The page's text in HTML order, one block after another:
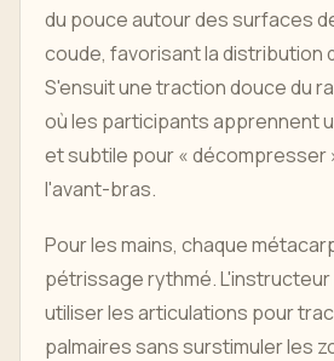
du pouce autour des surfaces
coude, favorisant la distribution
S'ensuit une traction douce du
où les participants apprennent
et subtile pour « décompresser
l'avant-bras.
Pour les mains, chaque
pétrissage rythmé.
utiliser les articulations pour
palmaires sans surstimuler les